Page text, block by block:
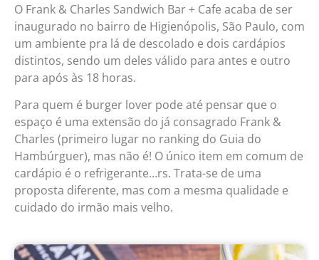
O Frank & Charles Sandwich Bar + Cafe acaba de ser
inaugurado no bairro de Higienópolis, São Paulo, com
um ambiente pra lá de descolado e dois cardápios
distintos, sendo um deles válido para antes e outro
para após às 18 horas.
Para quem é burger lover pode até pensar que o
espaço é uma extensão do já consagrado Frank &
Charles (primeiro lugar no ranking do Guia do
Hambúrguer), mas não é! O único item em comum de
cardápio é o refrigerante…rs. Trata-se de uma
proposta diferente, mas com a mesma qualidade e
cuidado do irmão mais velho.